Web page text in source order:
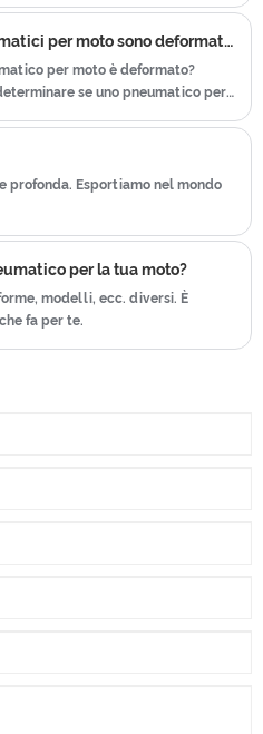
Come giudicare se gli pneumatici per moto sono deformati?
per moto è deformato?
se uno pneumatico per
profonda. Esportiamo nel mondo
per la tua moto?
modelli, ecc. diversi. È
fa per te.